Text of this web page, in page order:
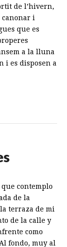
de l’hivern,
canonar i
que es
a la lluna
i es disposen a
contemplo
de la
terraza de mi
de la calle y
como
fondo, muy al